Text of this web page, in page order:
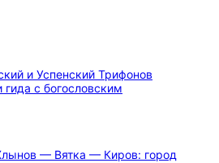
и Успенский Трифонов
с богословским